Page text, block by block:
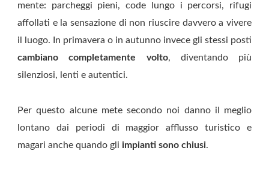
mente: parcheggi pieni, code lungo i percorsi, rifugi
affollati e la sensazione di non riuscire davvero a vivere
il luogo. In primavera o in autunno invece gli stessi posti
cambiano completamente volto, diventando più
silenziosi, lenti e autentici.
Per questo alcune mete secondo noi danno il meglio
lontano dai periodi di maggior afflusso turistico e
magari anche quando gli impianti sono chiusi.